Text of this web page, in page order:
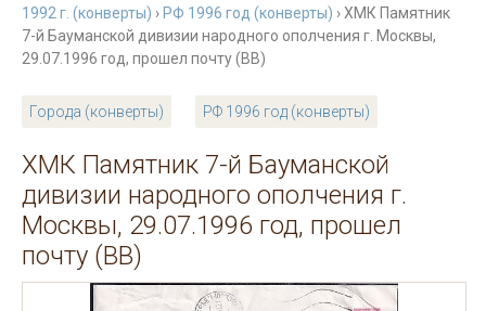
1992 г. (конверты) › РФ 1996 год (конверты) › ХМК Памятник
7-й Бауманской дивизии народного ополчения г. Москвы,
29.07.1996 год, прошел почту (ВВ)
Города (конверты) РФ 1996 год (конверты)
ХМК Памятник 7-й Бауманской
дивизии народного ополчения г.
Москвы, 29.07.1996 год, прошел
почту (ВВ)